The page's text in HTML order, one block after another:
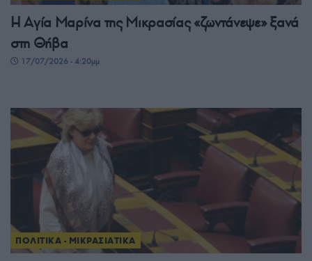
Η Αγία Μαρίνα της Μικρασίας «ζωντάνεψε» ξανά
στη Θήβα
17/07/2026 - 4:20μμ
ΠΟΛΙΤΙΚΑ - ΜΙΚΡΑΣΙΑΤΙΚΑ